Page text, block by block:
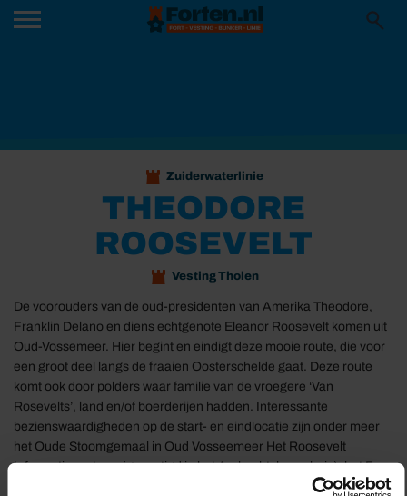
Zuiderwaterlinie
THEODORE
ROOSEVELT
Vesting Tholen
De voorouders van de oud-presidenten van Amerika Theodore,
Franklin Delano en diens echtgenote Eleanor Roosevelt komen uit
Oud-Vossemeer. Hier begint en eindigt deze mooie route, die voor
een groot deel langs de fraaien Oosterschelde gaat. Deze route
komt ook door polders waar familie van de vroegere ‘Van
Rosevelts’, land en/of boerderijen hadden. Interessante
bezienswaardigheden op de start- en eindlocatie zijn onder meer
het Oude Stoomgemaal in Oud Vosseemeer Het Roosevelt
Informatiecentrum (gevestigd in het Ambachtsherenhuis), het Four
Freedoms monument, het voormalig Huize Roosevelt, ’t oude